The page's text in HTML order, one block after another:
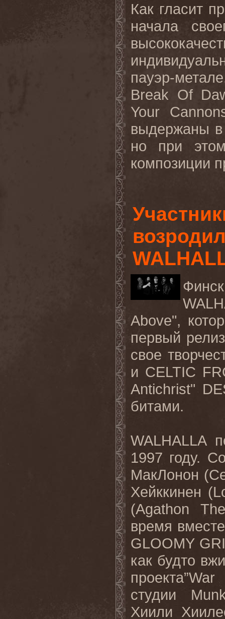
Как гласит
начала
пауэр-
Break Of
Your
выдержаны
но при
композиции
Above",
первый
свое
и CELTIC
Antichrist"
битами.
WALHALLA
1997 году.
МакЛонон
Хейккинен
(Agathon
время
GLOOMY
как будто
студии
Хиили